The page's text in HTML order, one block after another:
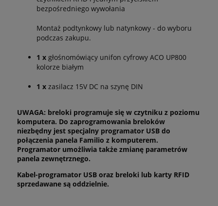
bezpośredniego wywołania
Montaż podtynkowy lub natynkowy - do wyboru
podczas zakupu.
1 x głośnomówiący unifon cyfrowy ACO UP800
kolorze białym
1 x zasilacz 15V DC na szynę DIN
UWAGA: breloki programuje się w czytniku z poziomu
komputera. Do zaprogramowania breloków
niezbędny jest specjalny programator USB do
połączenia panela Familio z komputerem.
Programator umożliwia także zmianę parametrów
panela zewnętrznego.
Kabel-programator USB oraz breloki lub karty RFID
sprzedawane są oddzielnie.